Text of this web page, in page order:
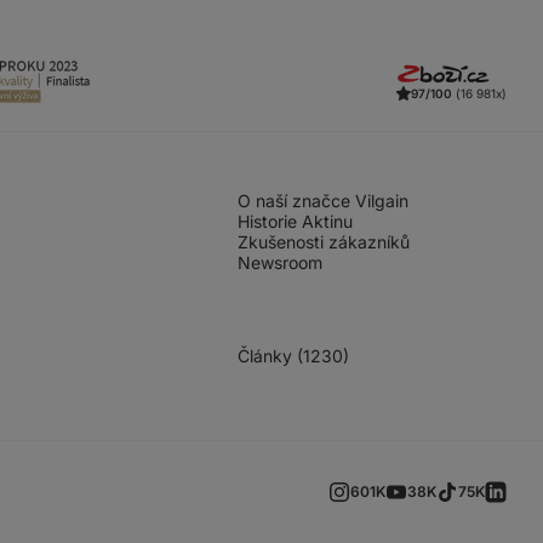
97/100 (16 981x)
O naší značce Vilgain
Historie Aktinu
Zkušenosti zákazníků
Newsroom
Články (1230)
601K 38K 75K